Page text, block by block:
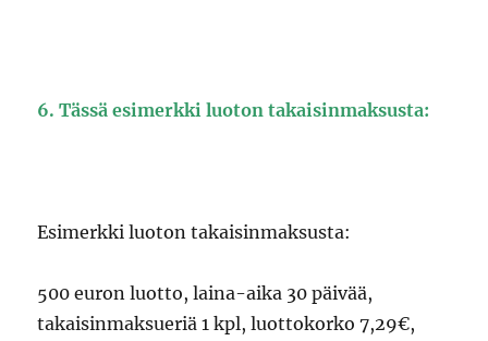
6. Tässä esimerkki luoton takaisinmaksusta:
Esimerkki luoton takaisinmaksusta:
500 euron luotto, laina-aika 30 päivää,
takaisinmaksueriä 1 kpl, luottokorko 7,29€,